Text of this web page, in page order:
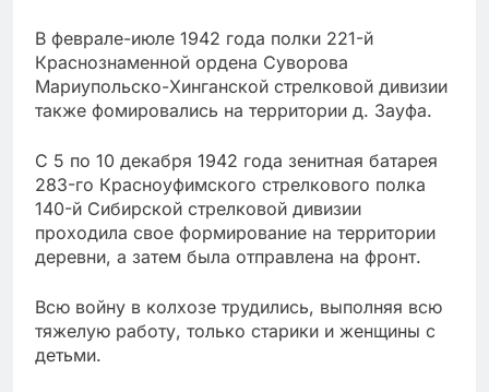
В феврале-июле 1942 года полки 221-й
Краснознаменной ордена Суворова
Мариупольско-Хинганской стрелковой дивизии
также фомировались на территории д. Зауфа.
С 5 по 10 декабря 1942 года зенитная батарея
283-го Красноуфимского стрелкового полка
140-й Сибирской стрелковой дивизии
проходила свое формирование на территории
деревни, а затем была отправлена на фронт.
Всю войну в колхозе трудились, выполняя всю
тяжелую работу, только старики и женщины с
детьми.